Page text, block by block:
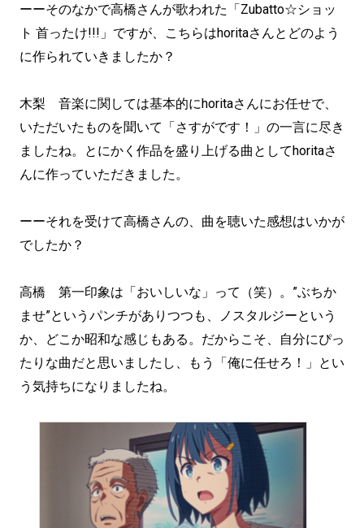
ーーそのなかで高橋さんが歌われた「Zubatto☆ショッ
ト 首ったけ!!!」ですが、こちらはhoritaさんとどのよう
に作られていきましたか？
木梨 音楽に関しては基本的にhoritaさんにお任せで、
いただいたものを聞いて「さすがです！」の一言に尽き
ましたね。とにかく作品を盛り上げる曲としてhoritaさ
んに作っていただきました。
ーーそれを受けて高橋さんの、曲を聴いた感想はいかが
でしたか？
高橋 第一印象は「おいしいな」って（笑）。”ぶちか
ませ”というパンチがありつつも、ノスタルジーという
か、どこか昭和な感じもある。だからこそ、自分にぴっ
たりな曲だと思いましたし、もう「俺に任せろ！」とい
う気持ちになりましたね。